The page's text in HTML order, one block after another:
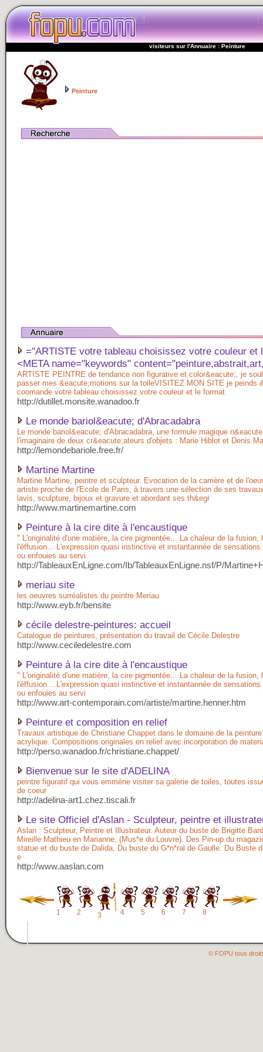
visiteurs sur l'Annuaire : Peinture
Peinture
="ARTISTE votre tableau choisissez votre couleur et
<META name="keywords"
ARTISTE PEINTRE de tendance non figurative et color&eacute;, je
passer mes &eacute;motions sur la toileVISITEZ MON SITE je peinds
coomande votre tableau choisissez votre couleur et le format
http://dutillet.monsite.wanadoo.fr
Le monde bariol&eacute; d'Abracadabra
Le monde bariol&eacute; d'Abracadabra, une formule magique
l'imaginaire de deux cr&eacute;ateurs d'objets : Marie Hiblot et Denis
http://lemondebariole.free.fr/
Martine Martine
Martine Martine, peintre et sculpteur. Evocation de la carrière et de
artiste proche de l'Ecole de Paris, à travers une sélection de ses
lavis, sculpture, bijoux et gravure et abordant ses th&egr
http://www.martinemartine.com
Peinture à la cire dite à l'encaustique
" L'originalité d'une matière, la cire pigmentée... La chaleur de la fusion,
l'éffusion... L'expression quasi instinctive et instantannée de sensations
ou enfouies au servi
http://TableauxEnLigne.com/Ib/TableauxEnLigne.nsf/P/
meriau site
les oeuvres surréalistes du peintre Meriau
http://www.eyb.fr/bensite
cécile delestre-peintures: accueil
Catalogue de peintures, présentation du travail de Cécile Delestre
http://www.ceciledelestre.com
Peinture à la cire dite à l'encaustique
" L'originalité d'une matière, la cire pigmentée... La chaleur de la fusion,
l'éffusion... L'expression quasi instinctive et instantannée de sensations
ou enfouies au servi
http://www.art-contemporain.com/artiste/martine.henner.htm
Peinture et composition en relief
Travaux artistique de Christiane Chappet dans le domaine de la
acrylique. Compositions originales en relief avec incorporation de
http://perso.wanadoo.fr/christiane.chappet/
Bienvenue sur le site d'ADELINA
peintre figuratif qui vous emmène visiter sa galerie de toiles, toutes
de coeur
http://adelina-art1.chez.tiscali.fr
Le site Officiel d'Aslan - Sculpteur, peintre et
Aslan : Sculpteur, Peintre et Illustrateur. Auteur du buste de Brigitte
Mireille Mathieu en Marianne, (Mus*e du Louvre). Des Pin-up du
statue et du buste de Dalida. Du buste du G*n*ral de Gaulle. Du Buste
e
http://www.aaslan.com
1 2 3 4 5 6 7 8
© FOPU tous